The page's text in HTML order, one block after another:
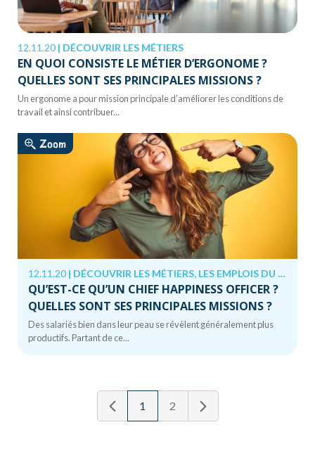
12.11.20 | DÉCOUVRIR LES MÉTIERS
EN QUOI CONSISTE LE MÉTIER D’ERGONOME ?
QUELLES SONT SES PRINCIPALES MISSIONS ?
Un ergonome a pour mission principale d’améliorer les conditions de
travail et ainsi contribuer...
Zoom
12.11.20 | DÉCOUVRIR LES MÉTIERS, LES EMPLOIS DU FUTUR
QU’EST-CE QU’UN CHIEF HAPPINESS OFFICER ?
QUELLES SONT SES PRINCIPALES MISSIONS ?
Des salariés bien dans leur peau se révèlent généralement plus
productifs. Partant de ce...
1 2